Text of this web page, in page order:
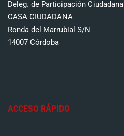
Deleg. de Participación Ciudadana
CASA CIUDADANA
Ronda del Marrubial S/N
14007 Córdoba
ACCESO RÁPIDO